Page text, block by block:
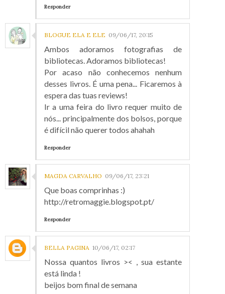
Responder
BLOGUE ELA E ELE 09/06/17, 20:15
Ambos adoramos fotografias de
bibliotecas. Adoramos bibliotecas!
Por acaso não conhecemos nenhum
desses livros. É uma pena... Ficaremos à
espera das tuas reviews!
Ir a uma feira do livro requer muito de
nós... principalmente dos bolsos, porque
é difícil não querer todos ahahah
Responder
MAGDA CARVALHO 09/06/17, 23:21
Que boas comprinhas :)
http://retromaggie.blogspot.pt/
Responder
BELLA PAGINA 10/06/17, 02:17
Nossa quantos livros >< , sua estante
está linda !
beijos bom final de semana